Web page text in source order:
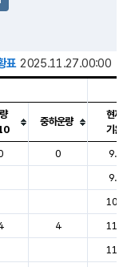
표 2025.11.27.00:00
, 기압등을 안내한 표입
중하운량
현재
기온
0
9.0
9.7
4